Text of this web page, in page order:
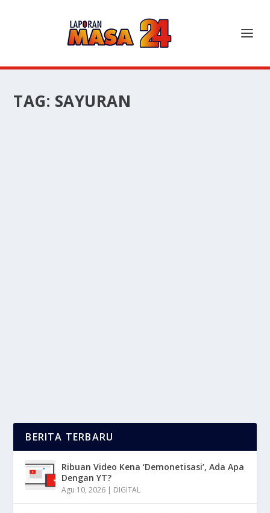
TAG: SAYURAN
BERITA TERBARU
Ribuan Video Kena ‘Demonetisasi’, Ada Apa
Dengan YT?
Agu 10, 2026 | DIGITAL